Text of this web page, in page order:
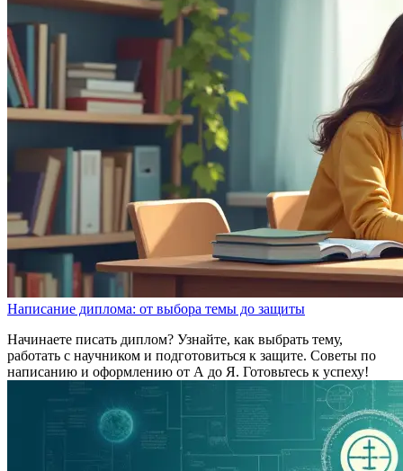
Написание диплома: от выбора темы до защиты
Начинаете писать диплом? Узнайте, как выбрать тему,
работать с научником и подготовиться к защите. Советы по
написанию и оформлению от А до Я. Готовьтесь к успеху!